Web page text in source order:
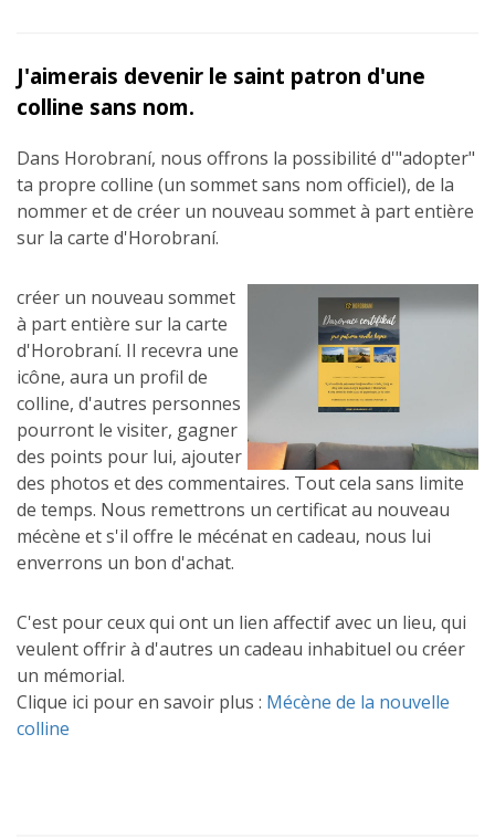
J'aimerais devenir le saint patron d'une
colline sans nom.
Dans Horobraní, nous offrons la possibilité d'"adopter"
ta propre colline (un sommet sans nom officiel), de la
nommer et de créer un nouveau sommet à part entière
sur la carte d'Horobraní.
créer un nouveau sommet
à part entière sur la carte
d'Horobraní. Il recevra une
icône, aura un profil de
colline, d'autres personnes
pourront le visiter, gagner
des points pour lui, ajouter
des photos et des commentaires. Tout cela sans limite
de temps. Nous remettrons un certificat au nouveau
mécène et s'il offre le mécénat en cadeau, nous lui
enverrons un bon d'achat.
C'est pour ceux qui ont un lien affectif avec un lieu, qui
veulent offrir à d'autres un cadeau inhabituel ou créer
un mémorial.
Clique ici pour en savoir plus : Mécène de la nouvelle
colline